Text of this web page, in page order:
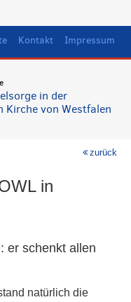
Kontakt Impressum
in der
Kirche von Westfalen
zurück
in
er schenkt allen
natürlich die